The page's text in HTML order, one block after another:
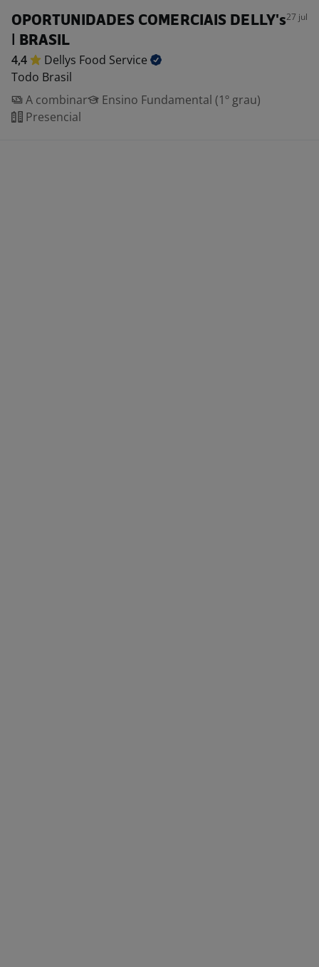
OPORTUNIDADES COMERCIAIS DELLY's
| BRASIL
27 jul
4,4 Dellys Food Service
Todo Brasil
A combinar
Ensino Fundamental (1º grau)
Presencial